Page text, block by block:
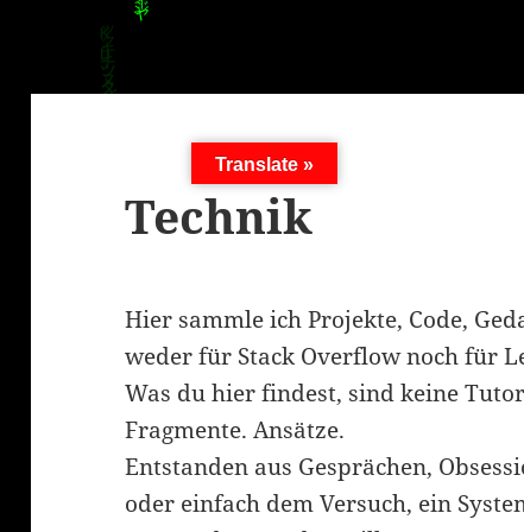
Technik
Hier sammle ich Projekte, Code,
weder für Stack Overflow noch für
Was du hier findest, sind keine
Fragmente. Ansätze.
Entstanden aus Gesprächen,
oder einfach dem Versuch, ein
Translate »